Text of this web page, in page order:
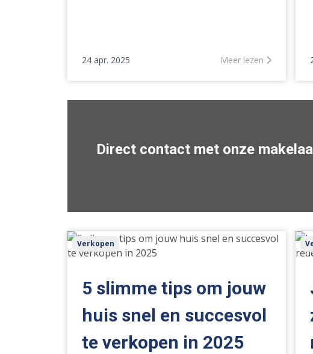
24 apr. 2025 Meer lezen
Direct contact met onze
5
slimme
jouw
huis
snel
Verkopen
5 slimme tips om jouw
huis snel en succesvol
te verkopen in 2025
Je